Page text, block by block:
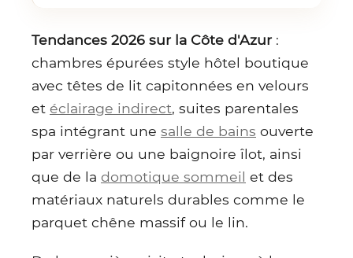
Tendances 2026 sur la Côte d'Azur :
chambres épurées style hôtel boutique
avec têtes de lit capitonnées en velours
et éclairage indirect, suites parentales
spa intégrant une salle de bains ouverte
par verrière ou une baignoire îlot, ainsi
que de la domotique sommeil et des
matériaux naturels durables comme le
parquet chêne massif ou le lin.